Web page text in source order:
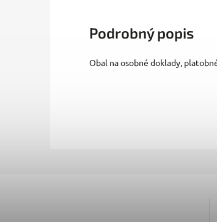
Podrobný popis
Obal na osobné doklady,